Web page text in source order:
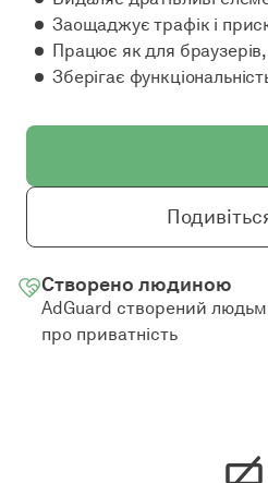
Заощаджує трафік і
Працює як для
Зберігає
Створено людиною
AdGuard створений
про приватність